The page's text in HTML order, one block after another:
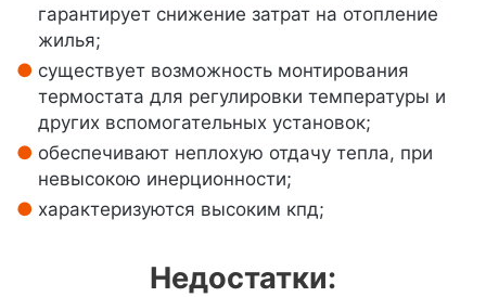
гарантирует снижение затрат на отопление
жилья;
существует возможность монтирования
термостата для регулировки температуры и
других вспомогательных установок;
обеспечивают неплохую отдачу тепла, при
невысокою инерционности;
характеризуются высоким кпд;
Недостатки: